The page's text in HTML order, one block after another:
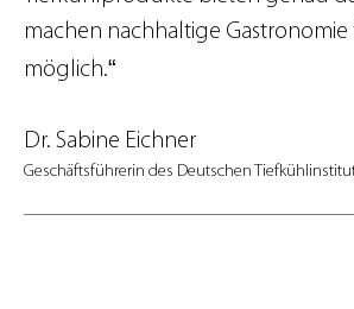
machen nachhaltige Gastronomie
möglich.“
Dr. Sabine Eichner
Geschäftsführerin des Deutschen